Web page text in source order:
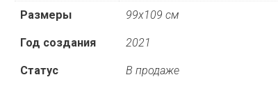
Размеры 99х109 см
Год создания 2021
Статус В продаже